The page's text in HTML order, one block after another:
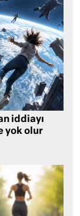
iddiayı
yok olur